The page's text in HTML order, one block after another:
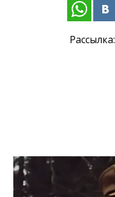
Рассылка: